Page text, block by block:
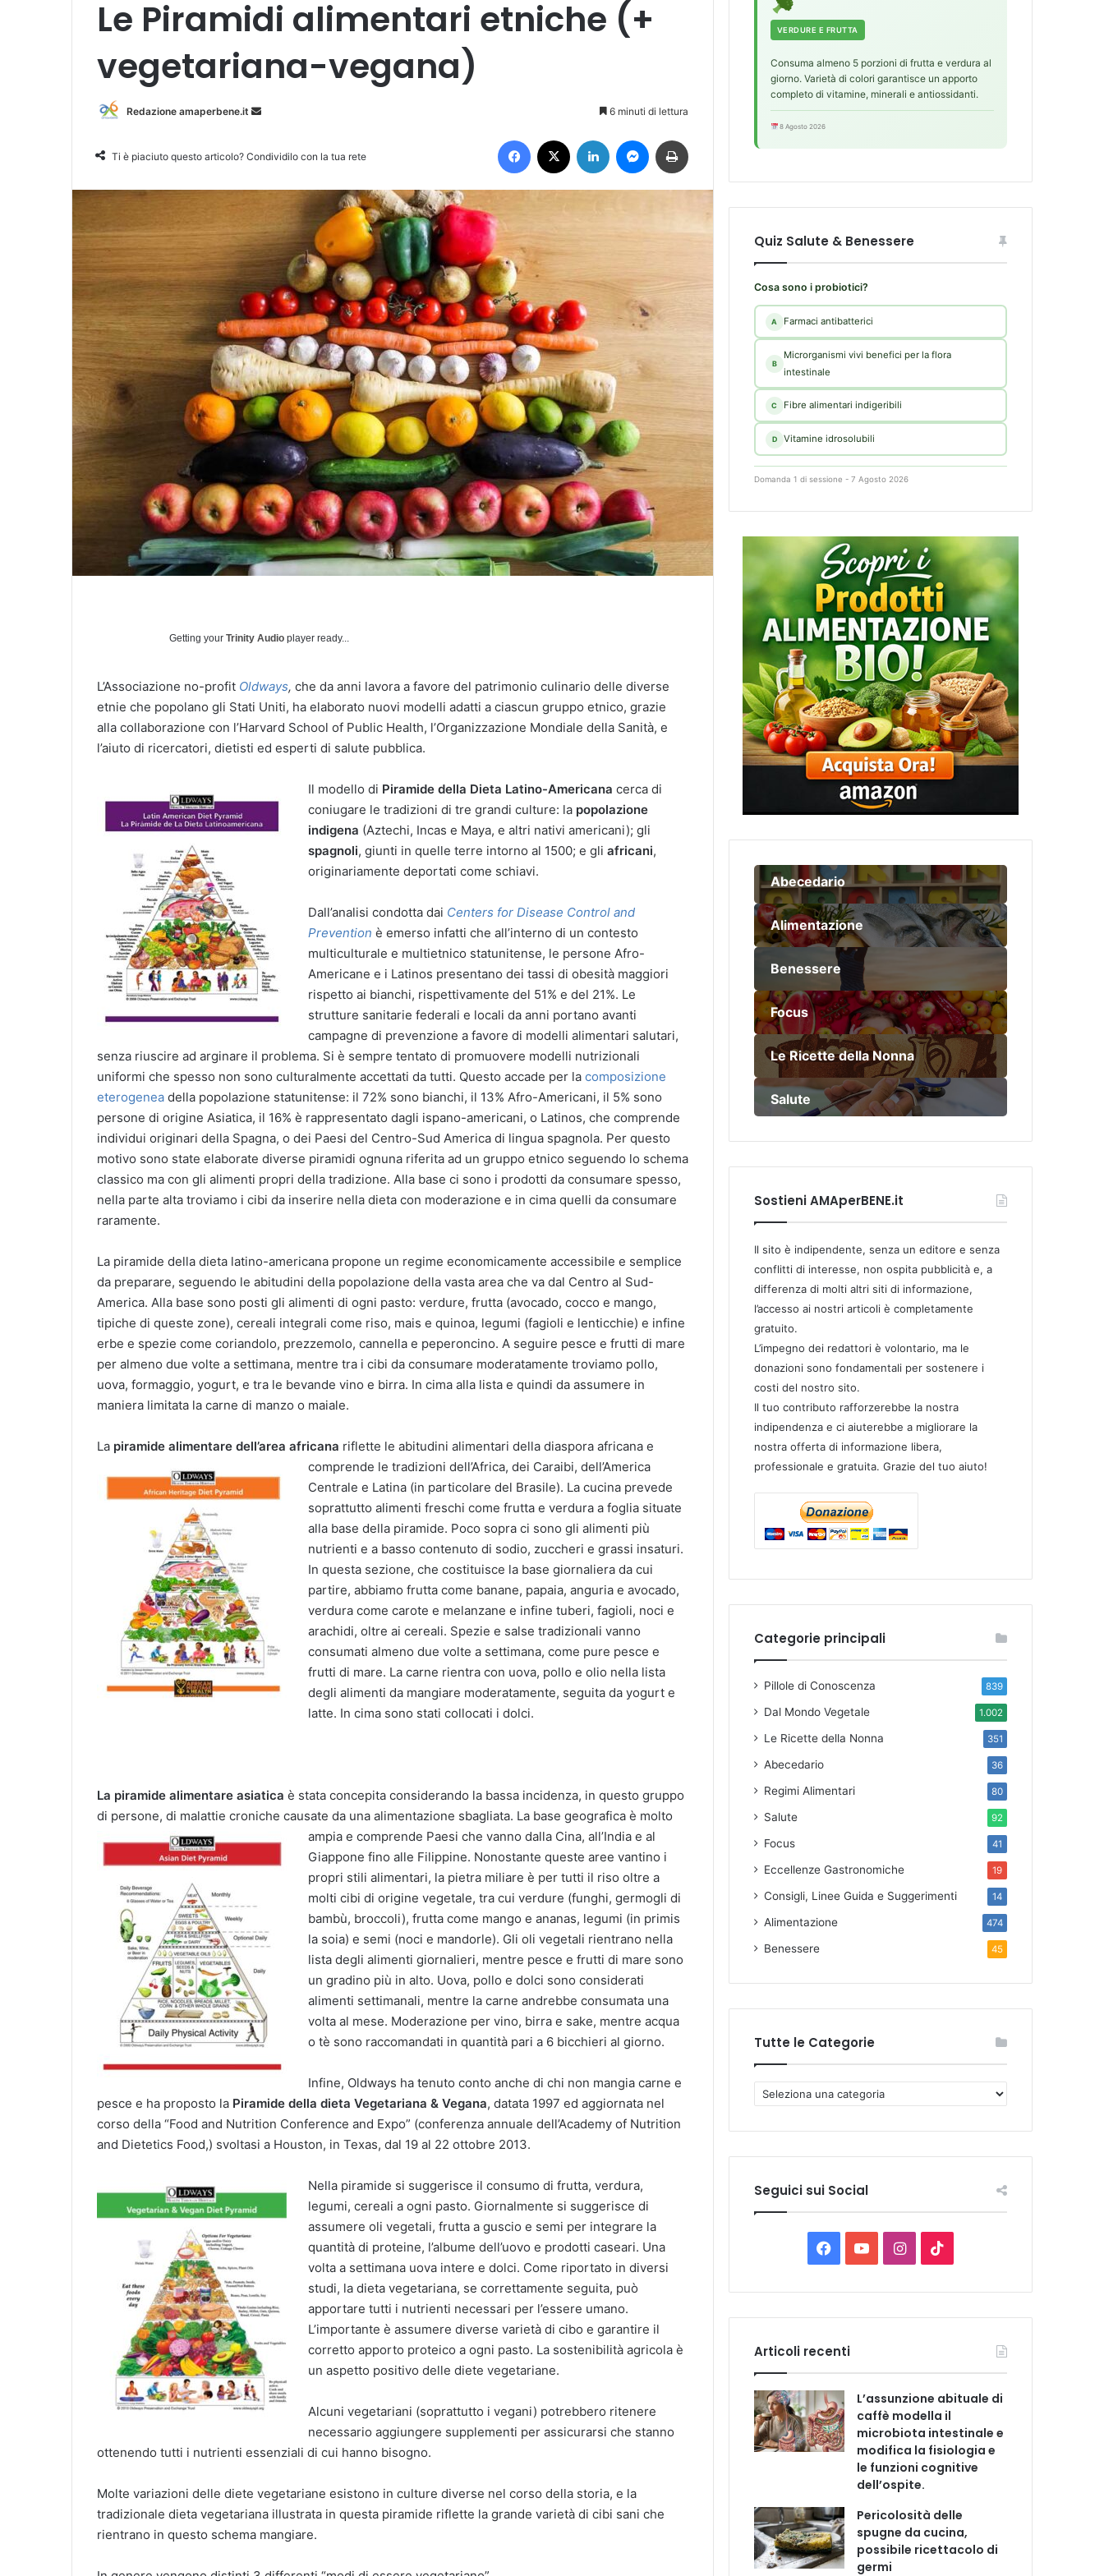
Le Piramidi alimentari etniche (+
vegetariana-vegana)
Redazione amaperbene.it
a
n
e
m
a
i
l
6 minuti di lettura
Ti è piaciuto questo articolo? Condividilo con la tua rete
Getting your Trinity Audio player ready...
L’Associazione no-profit Oldways, che da anni lavora a favore del patrimonio culinario delle diverse
etnie che popolano gli Stati Uniti, ha elaborato nuovi modelli adatti a ciascun gruppo etnico, grazie
alla collaborazione con l’Harvard School of Public Health, l’Organizzazione Mondiale della Sanità, e
l’aiuto di ricercatori, dietisti ed esperti di salute pubblica.
Il modello di Piramide della Dieta Latino-Americana cerca di
coniugare le tradizioni di tre grandi culture: la popolazione
indigena (Aztechi, Incas e Maya, e altri nativi americani); gli
spagnoli, giunti in quelle terre intorno al 1500; e gliafricani,
originariamente deportati come schiavi.
Dall’analisi condotta dai Centers for Disease Control and
Prevention è emerso infatti che all’interno di un contesto
multiculturale e multietnico statunitense, le persone Afro-
Americane e i Latinos presentano dei tassi di obesità maggiori
rispetto ai bianchi, rispettivamente del 51% e del 21%. Le
strutture sanitarie federali e locali da anni portano avanti
campagne di prevenzione a favore di modelli alimentari salutari,
senza riuscire ad arginare il problema. Si è sempre tentato di promuovere modelli nutrizionali
uniformi che spesso non sono culturalmente accettati da tutti. Questo accade per la composizione
eterogenea della popolazione statunitense: il 72% sono bianchi, il 13% Afro-Americani, il 5% sono
persone di origine Asiatica, il 16% è rappresentato dagli ispano-americani, o Latinos, che comprende
individui originari della Spagna, o dei Paesi del Centro-Sud America di lingua spagnola. Per questo
motivo sono state elaborate diverse piramidi ognuna riferita ad un gruppo etnico seguendo lo schema
classico ma con gli alimenti propri della tradizione. Alla base ci sono i prodotti da consumare spesso,
nella parte alta troviamo i cibi da inserire nella dieta con moderazione e in cima quelli da consumare
raramente.
La piramide della dieta latino-americana propone un regime economicamente accessibile e semplice
da preparare, seguendo le abitudini della popolazione della vasta area che va dal Centro al Sud-
America. Alla base sono posti gli alimenti di ogni pasto: verdure, frutta (avocado, cocco e mango,
tipiche di queste zone), cereali integrali come riso, mais e quinoa, legumi (fagioli e lenticchie) e infine
erbe e spezie come coriandolo, prezzemolo, cannella e peperoncino. A seguire pesce e frutti di mare
per almeno due volte a settimana, mentre tra i cibi da consumare moderatamente troviamo pollo,
uova, formaggio, yogurt, e tra le bevande vino e birra. In cima alla lista e quindi da assumere in
maniera limitata la carne di manzo o maiale.
La piramide alimentare dell’area africana riflette le abitudini alimentari della diaspora africana e
comprende letradizioni dell’Africa, dei Caraibi, dell’America
Centrale e Latina (in particolare del Brasile). La cucina prevede
soprattutto alimenti freschi come frutta e verdura a foglia situate
alla base della piramide. Poco sopra ci sono gli alimenti più
nutrienti e a basso contenuto di sodio, zuccheri e grassi insaturi.
In questa sezione, che costituisce la base giornaliera da cui
partire, abbiamo frutta come banane, papaia, anguria e avocado,
verdura come carote e melanzane e infine tuberi, fagioli, noci e
arachidi, oltre ai cereali. Spezie e salse tradizionali vanno
consumati almeno due volte a settimana, come pure pesce e
frutti di mare. La carne rientra con uova, pollo e olio nella lista
degli alimenti da mangiare moderatamente, seguita da yogurt e
latte. In cima sono stati collocati i dolci.
La piramide alimentare asiatica è stata concepita considerando la bassa incidenza, in questo gruppo
di persone, di malattie croniche causate da una alimentazione sbagliata. La base geografica è molto
ampia ecomprende Paesi che vanno dalla Cina, all’India e al
Giappone fino alle Filippine. Nonostante queste aree vantino i
propri stili alimentari, la pietra miliare è per tutti il riso oltre a
molti cibi di origine vegetale, tra cui verdure (funghi, germogli di
bambù, broccoli), frutta come mango e ananas, legumi (in primis
la soia) e semi (noci e mandorle). Gli oli vegetali rientrano nella
lista degli alimenti giornalieri, mentre pesce e frutti di mare sono
un gradino più in alto. Uova, pollo e dolci sono considerati
alimenti settimanali, mentre la carne andrebbe consumata una
volta al mese. Moderazione per vino, birra e sake, mentre acqua
o tè sono raccomandati in quantità pari a 6 bicchieri al giorno.
Infine, Oldways ha tenuto conto anche di chi non mangia carne e
pesce e ha proposto la Piramide della dieta Vegetariana & Vegana, datata 1997 ed aggiornata nel
corso della “Food and Nutrition Conference and Expo” (conferenza annuale dell’Academy of Nutrition
and Dietetics Food,) svoltasi a Houston, in Texas, dal 19 al 22 ottobre 2013.
Nella piramide si suggerisce il consumo di frutta, verdura,
legumi, cereali a ogni pasto. Giornalmente si suggerisce di
assumere oli vegetali, frutta a guscio e semi per integrare la
quantità di proteine, l’albume dell’uovo e prodotti caseari. Una
volta a settimana uova intere e dolci. Come riportato in diversi
studi, la dieta vegetariana, se correttamente seguita, può
apportare tutti i nutrienti necessari per l’essere umano.
L’importante è assumere diverse varietà di cibo e garantire il
corretto apporto proteico a ogni pasto. La sostenibilità agricola è
un aspetto positivo delle diete vegetariane.
Alcuni vegetariani (soprattutto i vegani) potrebbero ritenere
necessario aggiungere supplementi per assicurarsi che stanno
ottenendo tutti i nutrienti essenziali di cui hanno bisogno.
Molte variazioni delle diete vegetariane esistono in culture diverse nel corso della storia, e la
tradizionale dieta vegetariana illustrata in questa piramide riflette la grande varietà di cibi sani che
rientrano in questo schema mangiare.
VERDURE E FRUTTA
Consuma almeno 5 porzioni di frutta e verdura al
giorno. Varietà di colori garantisce un apporto
completo di vitamine, minerali e antiossidanti.
8 Agosto 2026
Quiz Salute & Benessere
Cosa sono i probiotici?
A Farmaci antibatterici
B
Microrganismi vivi benefici per la flora
intestinale
C Fibre alimentari indigeribili
D Vitamine idrosolubili
Domanda 1 di sessione - 7 Agosto 2026
Abecedario
Alimentazione
Benessere
Focus
Le Ricette della Nonna
Salute
Sostieni AMAperBENE.it
Il sito è indipendente, senza un editore e senza
conflitti di interesse, non ospita pubblicità e, a
differenza di molti altri siti di informazione,
l’accesso ai nostri articoli è completamente
gratuito.
L’impegno dei redattori è volontario, ma le
donazioni sono fondamentali per sostenere i
costi del nostro sito.
Il tuo contributo rafforzerebbe la nostra
indipendenza e ci aiuterebbe a migliorare la
nostra offerta di informazione libera,
professionale e gratuita. Grazie del tuo aiuto!
Categorie principali
Pillole di Conoscenza 839
Dal Mondo Vegetale 1.002
Le Ricette della Nonna 351
Abecedario 36
Regimi Alimentari 80
Salute 92
Focus 41
Eccellenze Gastronomiche 19
Consigli, Linee Guida e Suggerimenti 14
Alimentazione 474
Benessere 45
Tutte le Categorie
u
e
e
C
o
e
Seguici sui Social
c
e
b
o
o
u
u
b
e
I
s
a
g
r
a
m
k
o
k
Articoli recenti
L’assunzione abituale di
caffè modella il
microbiota intestinale e
modifica la fisiologia e
le funzioni cognitive
dell’ospite.
Pericolosità delle
spugne da cucina,
possibile ricettacolo di
germi